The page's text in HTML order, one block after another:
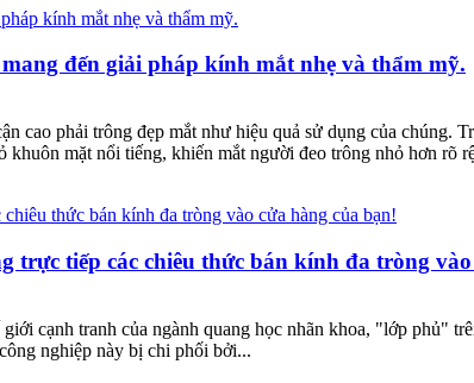
đến giải pháp kính mắt nhẹ và thẩm mỹ.
cao phải trông đẹp mắt như hiệu quả sử dụng của chúng.
khuôn mặt nổi tiếng, khiến mắt người đeo trông nhỏ hơn rõ
tiếp các chiêu thức bán kính đa tròng
cạnh tranh của ngành quang học nhãn khoa, "lớp phủ"
nghiệp này bị chi phối bởi...